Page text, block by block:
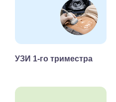
УЗИ 1-го триместра